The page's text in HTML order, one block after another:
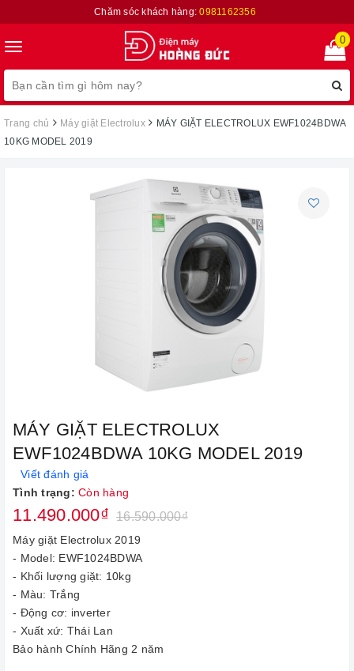
Chăm sóc khách hàng:0981162356
Toggle
navigation
0
Trang chủ Máy giặt Electrolux
MÁY GIẶT ELECTROLUX EWF1024BDWA
10KG MODEL 2019
MÁY GIẶT ELECTROLUX
EWF1024BDWA 10KG MODEL 2019
Viết đánh giá
Tình trạng: Còn hàng
11.490.000₫ 16.590.000₫
Máy giặt Electrolux 2019
- Model: EWF1024BDWA
- Khối lượng giặt: 10kg
- Màu: Trắng
- Động cơ: inverter
- Xuất xứ: Thái Lan
Bảo hành Chính Hãng 2 năm